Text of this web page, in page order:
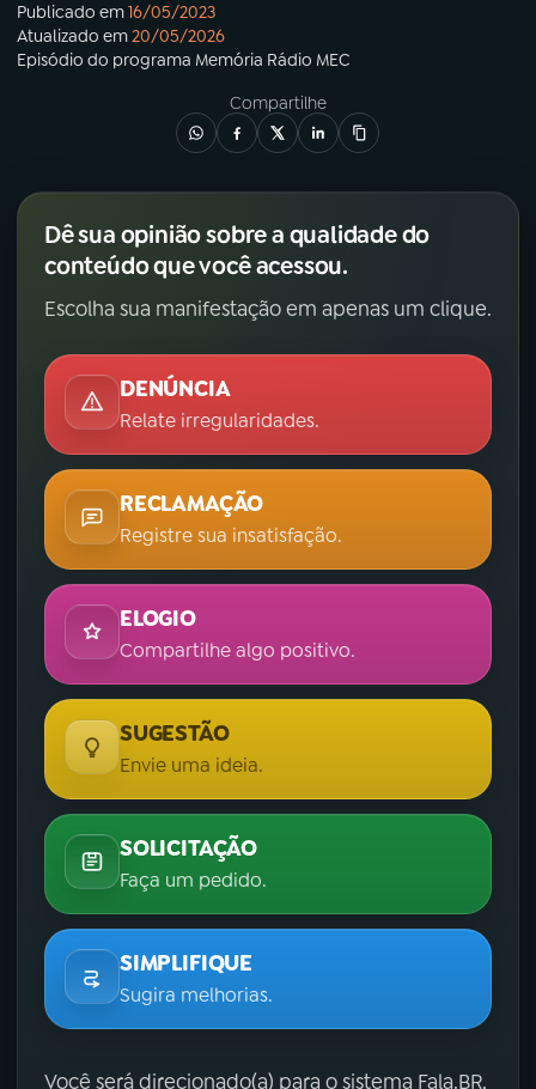
Publicado em16/05/2023
Atualizado em20/05/2026
Episódio do programa Memória Rádio MEC
Compartilhe
Dê sua opinião sobre a qualidade do
conteúdo que você acessou.
Escolha sua manifestação em apenas um clique.
DENÚNCIA
Relate irregularidades.
RECLAMAÇÃO
Registre sua insatisfação.
ELOGIO
Compartilhe algo positivo.
SUGESTÃO
Envie uma ideia.
SOLICITAÇÃO
Faça um pedido.
SIMPLIFIQUE
Sugira melhorias.
Você será direcionado(a) para o sistema Fala.BR,